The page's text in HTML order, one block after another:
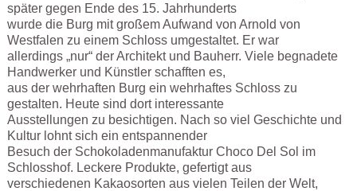
später gegen Ende des 15. Jahrhunderts
wurde die Burg mit großem Aufwand von Arnold von
Westfalen zu einem Schloss umgestaltet. Er war
allerdings „nur“ der Architekt und Bauherr. Viele begnadete
Handwerker und Künstler schafften es,
aus der wehrhaften Burg ein wehrhaftes Schloss zu
gestalten. Heute sind dort interessante
Ausstellungen zu besichtigen. Nach so viel Geschichte und
Kultur lohnt sich ein entspannender
Besuch der Schokoladenmanufaktur Choco Del Sol im
Schlosshof. Leckere Produkte, gefertigt aus
verschiedenen Kakaosorten aus vielen Teilen der Welt,